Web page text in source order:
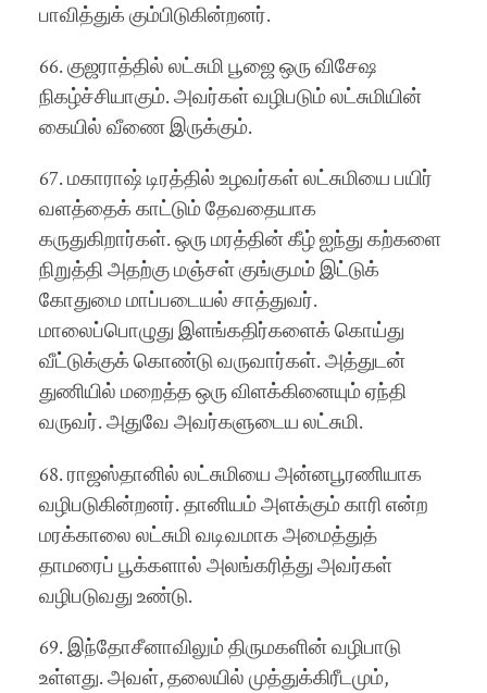
பாவித்துக் கும்பிடுகின்றனர்.
66. குஜராத்தில் லட்சுமி பூஜை ஒரு விசேஷ
நிகழ்ச்சியாகும். அவர்கள் வழிபடும் லட்சுமியின்
கையில் வீணை இருக்கும்.
67. மகாராஷ் டிரத்தில் உழவர்கள் லட்சுமியை பயிர்
வளத்தைக் காட்டும் தேவதையாக
கருதுகிறார்கள். ஒரு மரத்தின் கீழ் ஐந்து கற்களை
நிறுத்தி அதற்கு மஞ்சள் குங்குமம் இட்டுக்
கோதுமை மாப்படையல் சாத்துவர்.
மாலைப்பொழுது இளங்கதிர்களைக் கொய்து
வீட்டுக்குக் கொண்டு வருவார்கள். அத்துடன்
துணியில் மறைத்த ஒரு விளக்கினையும் ஏந்தி
வருவர். அதுவே அவர்களுடைய லட்சுமி.
68. ராஜஸ்தானில் லட்சுமியை அன்னபூரணியாக
வழிபடுகின்றனர். தானியம் அளக்கும் காரி என்ற
மரக்காலை லட்சுமி வடிவமாக அமைத்துத்
தாமரைப் பூக்களால் அலங்கரித்து அவர்கள்
வழிபடுவது உண்டு.
69. இந்தோசீனாவிலும் திருமகளின் வழிபாடு
உள்ளது. அவள், தலையில் முத்துக்கிரீடமும்,